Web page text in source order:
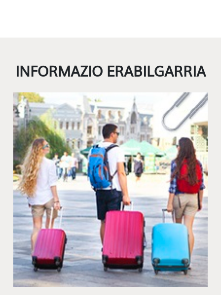
INFORMAZIO ERABILGARRIA